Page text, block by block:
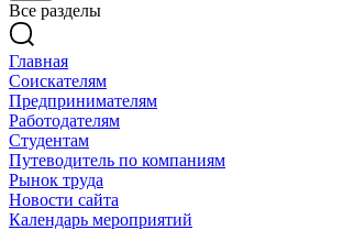
Все разделы
Главная
Соискателям
Предпринимателям
Работодателям
Студентам
Путеводитель по компаниям
Рынок труда
Новости сайта
Календарь мероприятий